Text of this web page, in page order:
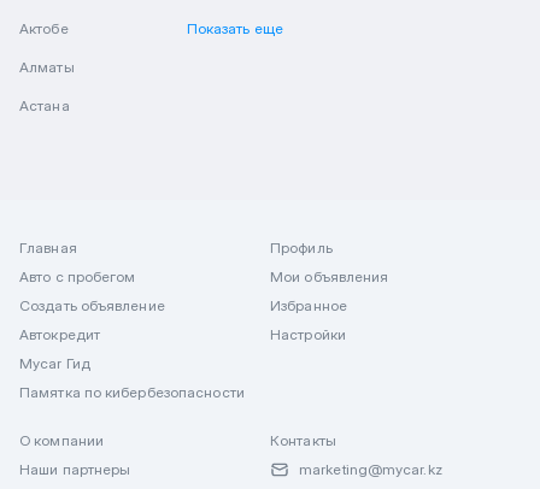
Актобе
Алматы
Астана
Показать еще
Главная
Авто с пробегом
Создать объявление
Автокредит
Mycar Гид
Памятка по кибербезопасности
Профиль
Мои объявления
Избранное
Настройки
О компании
Наши партнеры
Контакты
marketing@mycar.kz